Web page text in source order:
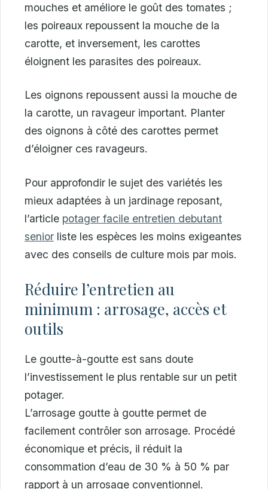
mouches et améliore le goût des tomates ;
les poireaux repoussent la mouche de la
carotte, et inversement, les carottes
éloignent les parasites des poireaux.
Les oignons repoussent aussi la mouche de
la carotte, un ravageur important. Planter
des oignons à côté des carottes permet
d’éloigner ces ravageurs.
Pour approfondir le sujet des variétés les
mieux adaptées à un jardinage reposant,
l’article potager facile entretien debutant
senior liste les espèces les moins exigeantes
avec des conseils de culture mois par mois.
Réduire l’entretien au
minimum : arrosage, accès et
outils
Le goutte-à-goutte est sans doute
l’investissement le plus rentable sur un petit
potager.
L’arrosage goutte à goutte permet de
facilement contrôler son arrosage. Procédé
économique et précis, il réduit la
consommation d’eau de 30 % à 50 % par
rapport à un arrosage conventionnel.